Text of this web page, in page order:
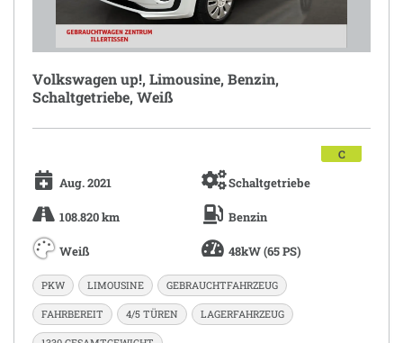
Volkswagen up!, Limousine, Benzin,
Schaltgetriebe, Weiß
Aug. 2021 Schaltgetriebe
108.820 km Benzin
Weiß 48kW (65 PS)
C
PKW LIMOUSINE GEBRAUCHTFAHRZEUG
FAHRBEREIT 4/5 TÜREN LAGERFAHRZEUG